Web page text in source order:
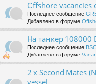
Offshore vacancies
Последнее сообщение
Добавлено в форуме
На танкер 108000
Последнее сообщение
Добавлено в форуме
2 x Second Mates
vessel